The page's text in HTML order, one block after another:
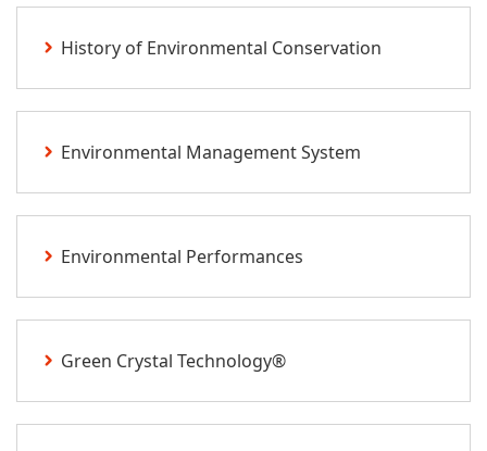
History of Environmental Conservation
Environmental Management System
Environmental Performances
Green Crystal Technology®